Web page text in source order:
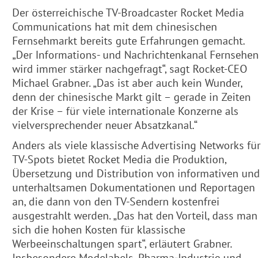
Der österreichische TV-Broadcaster Rocket Media
Communications hat mit dem chinesischen
Fernsehmarkt bereits gute Erfahrungen gemacht.
„Der Informations- und Nachrichtenkanal Fernsehen
wird immer stärker nachgefragt“, sagt Rocket-CEO
Michael Grabner. „Das ist aber auch kein Wunder,
denn der chinesische Markt gilt – gerade in Zeiten
der Krise – für viele internationale Konzerne als
vielversprechender neuer Absatzkanal.“
Anders als viele klassische Advertising Networks für
TV-Spots bietet Rocket Media die Produktion,
Übersetzung und Distribution von informativen und
unterhaltsamen Dokumentationen und Reportagen
an, die dann von den TV-Sendern kostenfrei
ausgestrahlt werden. „Das hat den Vorteil, dass man
sich die hohen Kosten für klassische
Werbeeinschaltungen spart“, erläutert Grabner.